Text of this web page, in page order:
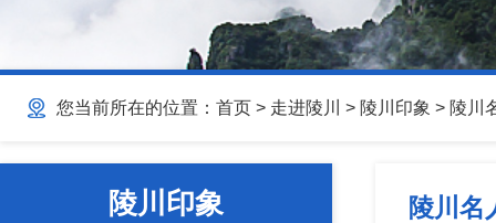
您当前所在的位置： 首页 > 走进陵川 > 陵川印象 > 陵川
陵川印象 陵川名